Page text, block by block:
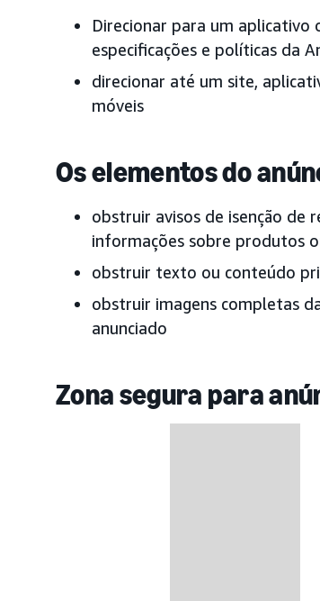
Direcionar para um aplicativo
especificações e políticas da
direcionar até um site,
móveis
Os elementos do
obstruir avisos de isenção de
informações sobre produtos
obstruir texto ou conteúdo
obstruir imagens completas
anunciado
Zona segura para